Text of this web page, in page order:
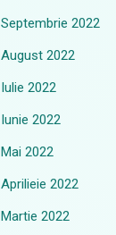
Septembrie 2022
August 2022
Iulie 2022
Iunie 2022
Mai 2022
Aprilieie 2022
Martie 2022